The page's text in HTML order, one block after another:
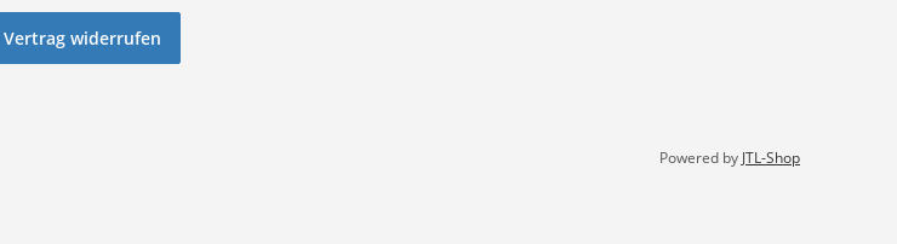
Vertrag widerrufen
Powered by JTL-Shop